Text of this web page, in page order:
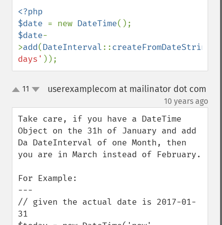
<?php
$date = new DateTime
$date-
>add(DateInterval::createFromDateString
days' ));
up11 userexamplecom at mailinator dot com
10 years ago
Take care, if you have a DateTime
Object on the 31h of January and add
Da DateInterval of one Month, then
you are in March instead of February.
For Example:
---
// given the actual date is 2017-01-
31